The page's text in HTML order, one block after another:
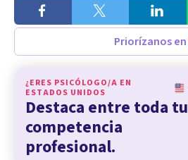
Priorízanos en
¿ERES PSICÓLOGO/A EN
ESTADOS UNIDOS
Destaca entre toda tu
competencia
profesional.